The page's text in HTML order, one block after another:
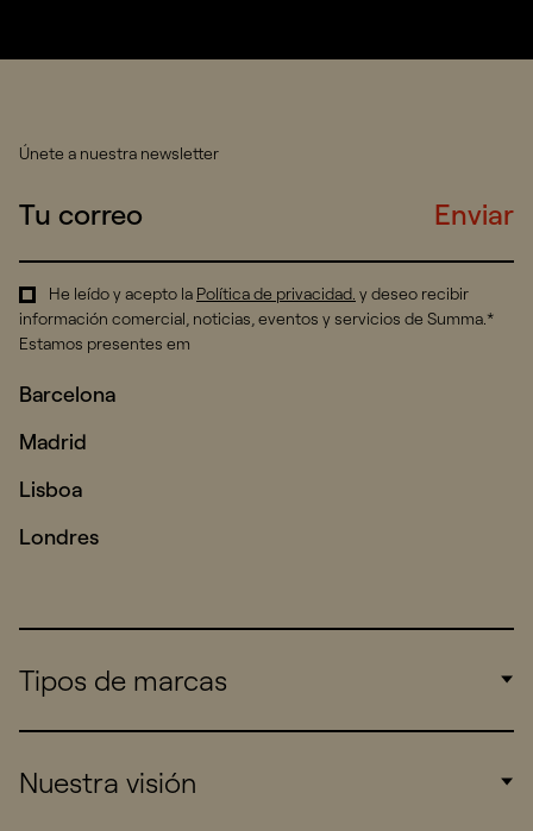
Únete a nuestra newsletter
Enviar
He leído y acepto la Política de privacidad. y deseo recibir
información comercial, noticias, eventos y servicios de Summa.*
Estamos presentes em
Barcelona
Madrid
Lisboa
Londres
Tipos de marcas
Consumers
Nuestra visión